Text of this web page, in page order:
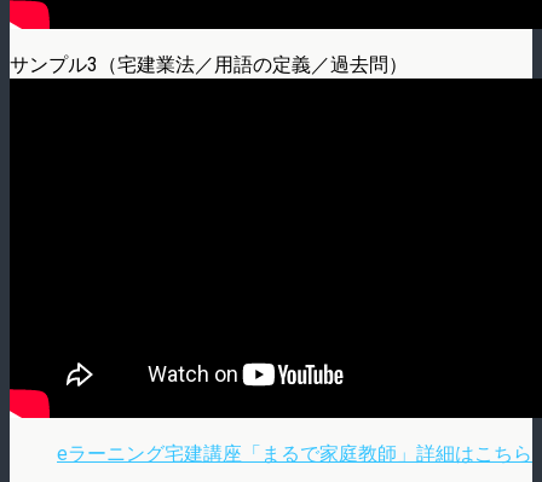
サンプル3（宅建業法／用語の定義／過去問）
eラーニング宅建講座「まるで家庭教師」詳細はこちら